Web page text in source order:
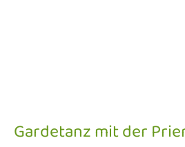
Gardetanz mit der